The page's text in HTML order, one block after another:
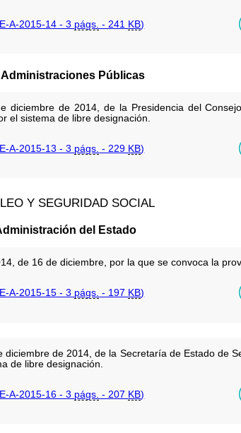
A-2015-14 - 3 págs. - 241 KB)
Públicas
diciembre de 2014, de la Presidencia del
el sistema de libre designación.
A-2015-13 - 3 págs. - 229 KB)
Y SEGURIDAD SOCIAL
del Estado
de 16 de diciembre, por la que se convoca la
A-2015-15 - 3 págs. - 197 KB)
diciembre de 2014, de la Secretaría de Estado de
de libre designación.
A-2015-16 - 3 págs. - 207 KB)